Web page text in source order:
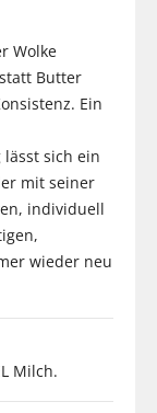
Wolke
Butter
Ein
sich ein
mit seiner
individuell
wieder neu
Milch.